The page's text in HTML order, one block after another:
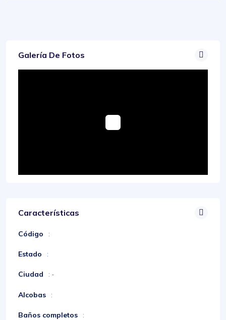
Galería De Fotos
Características
Código :
Estado :
Ciudad : -
Alcobas :
Baños completos :